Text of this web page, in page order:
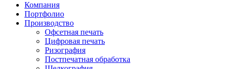
Компания
Портфолио
Производство
Офсетная печать
Цифровая печать
Ризография
Постпечатная обработка